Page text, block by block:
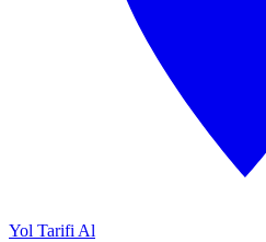
Yol Tarifi Al